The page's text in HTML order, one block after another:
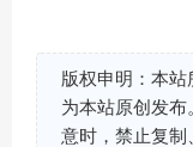
版权申明：本
为本站原创发布
意时，禁止复制